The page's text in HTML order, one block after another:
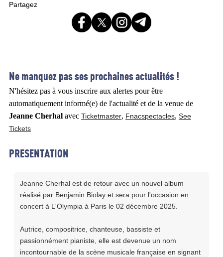
Partagez
Ne manquez pas ses prochaines actualités !
N'hésitez pas à vous inscrire aux alertes pour être
automatiquement informé(e) de l'actualité et de la venue de
Jeanne Cherhal avec Ticketmaster, Fnacspectacles, See
Tickets
PRESENTATION
Jeanne Cherhal est de retour avec un nouvel album
réalisé par Benjamin Biolay et sera pour l'occasion en
concert à L'Olympia à Paris le 02 décembre 2025.
Autrice, compositrice, chanteuse, bassiste et
passionnément pianiste, elle est devenue un nom
incontournable de la scène musicale française en signant